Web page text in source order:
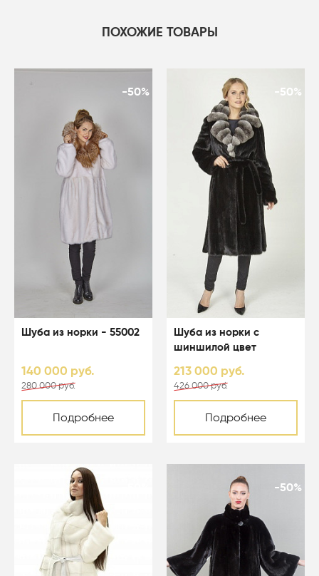
ПОХОЖИЕ ТОВАРЫ
-50%
Шуба из норки - 55002
140 000 руб.
280 000 руб.
Подробнее
-50%
Шуба из норки с
шиншилой цвет
213 000 руб.
426 000 руб.
Подробнее
-50%